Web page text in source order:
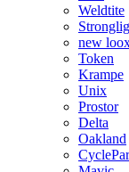
Weldtite
new
Token
Krampe
Unix
Prostor
Delta
Oakland